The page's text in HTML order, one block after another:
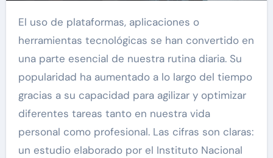
El uso de plataformas, aplicaciones o
herramientas tecnológicas se han convertido en
una parte esencial de nuestra rutina diaria. Su
popularidad ha aumentado a lo largo del tiempo
gracias a su capacidad para agilizar y optimizar
diferentes tareas tanto en nuestra vida
personal como profesional. Las cifras son claras:
un estudio elaborado por el Instituto Nacional